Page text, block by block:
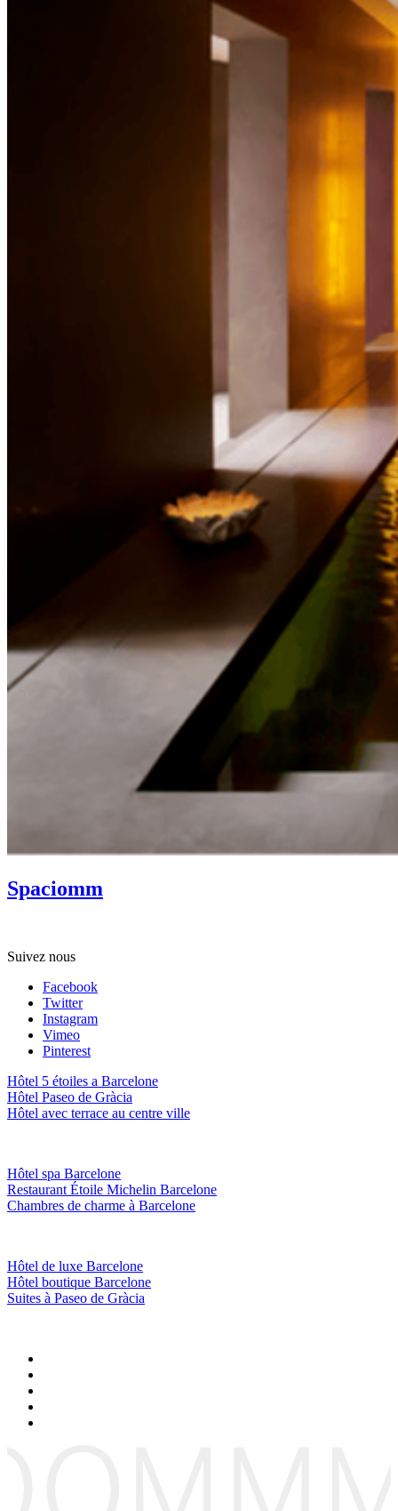
Spaciomm
Suivez nous
Facebook
Twitter
Instagram
Vimeo
Pinterest
Hôtel 5 étoiles a Barcelone
Hôtel Paseo de Gràcia
Hôtel avec terrace au centre ville
Hôtel spa Barcelone
Restaurant Étoile Michelin Barcelone
Chambres de charme à Barcelone
Hôtel de luxe Barcelone
Hôtel boutique Barcelone
Suites à Paseo de Gràcia